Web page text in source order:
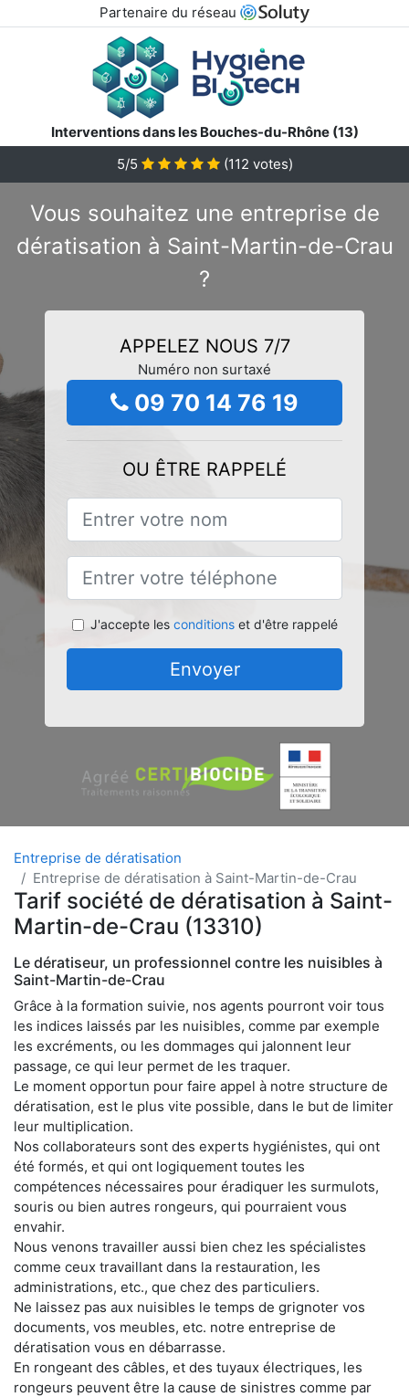
Partenaire du réseau
Interventions dans les Bouches-du-Rhône (13)
5/5
(112 votes)
Vous souhaitez une entreprise de
dératisation à Saint-Martin-de-Crau
?
APPELEZ NOUS 7/7
Numéro non surtaxé
09 70 14 76 19
OU ÊTRE RAPPELÉ
J'accepte les conditionset d'être rappelé
Envoyer
Entreprise de dératisation
Entreprise de dératisation à Saint-Martin-de-Crau
Tarif société de dératisation à Saint-
Martin-de-Crau (13310)
Le dératiseur, un professionnel contre les nuisibles à
Saint-Martin-de-Crau
Grâce à la formation suivie, nos agents pourront voir tous
les indices laissés par les nuisibles, comme par exemple
les excréments, ou les dommages qui jalonnent leur
passage, ce qui leur permet de les traquer.
Le moment opportun pour faire appel à notre structure de
dératisation, est le plus vite possible, dans le but de limiter
leur multiplication.
Nos collaborateurs sont des experts hygiénistes, qui ont
été formés, et qui ont logiquement toutes les
compétences nécessaires pour éradiquer les surmulots,
souris ou bien autres rongeurs, qui pourraient vous
envahir.
Nous venons travailler aussi bien chez les spécialistes
comme ceux travaillant dans la restauration, les
administrations, etc., que chez des particuliers.
Ne laissez pas aux nuisibles le temps de grignoter vos
documents, vos meubles, etc. notre entreprise de
dératisation vous en débarrasse.
En rongeant des câbles, et des tuyaux électriques, les
rongeurs peuvent être la cause de sinistres comme par